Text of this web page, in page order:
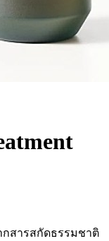
สารสกัดธรรมชาติ